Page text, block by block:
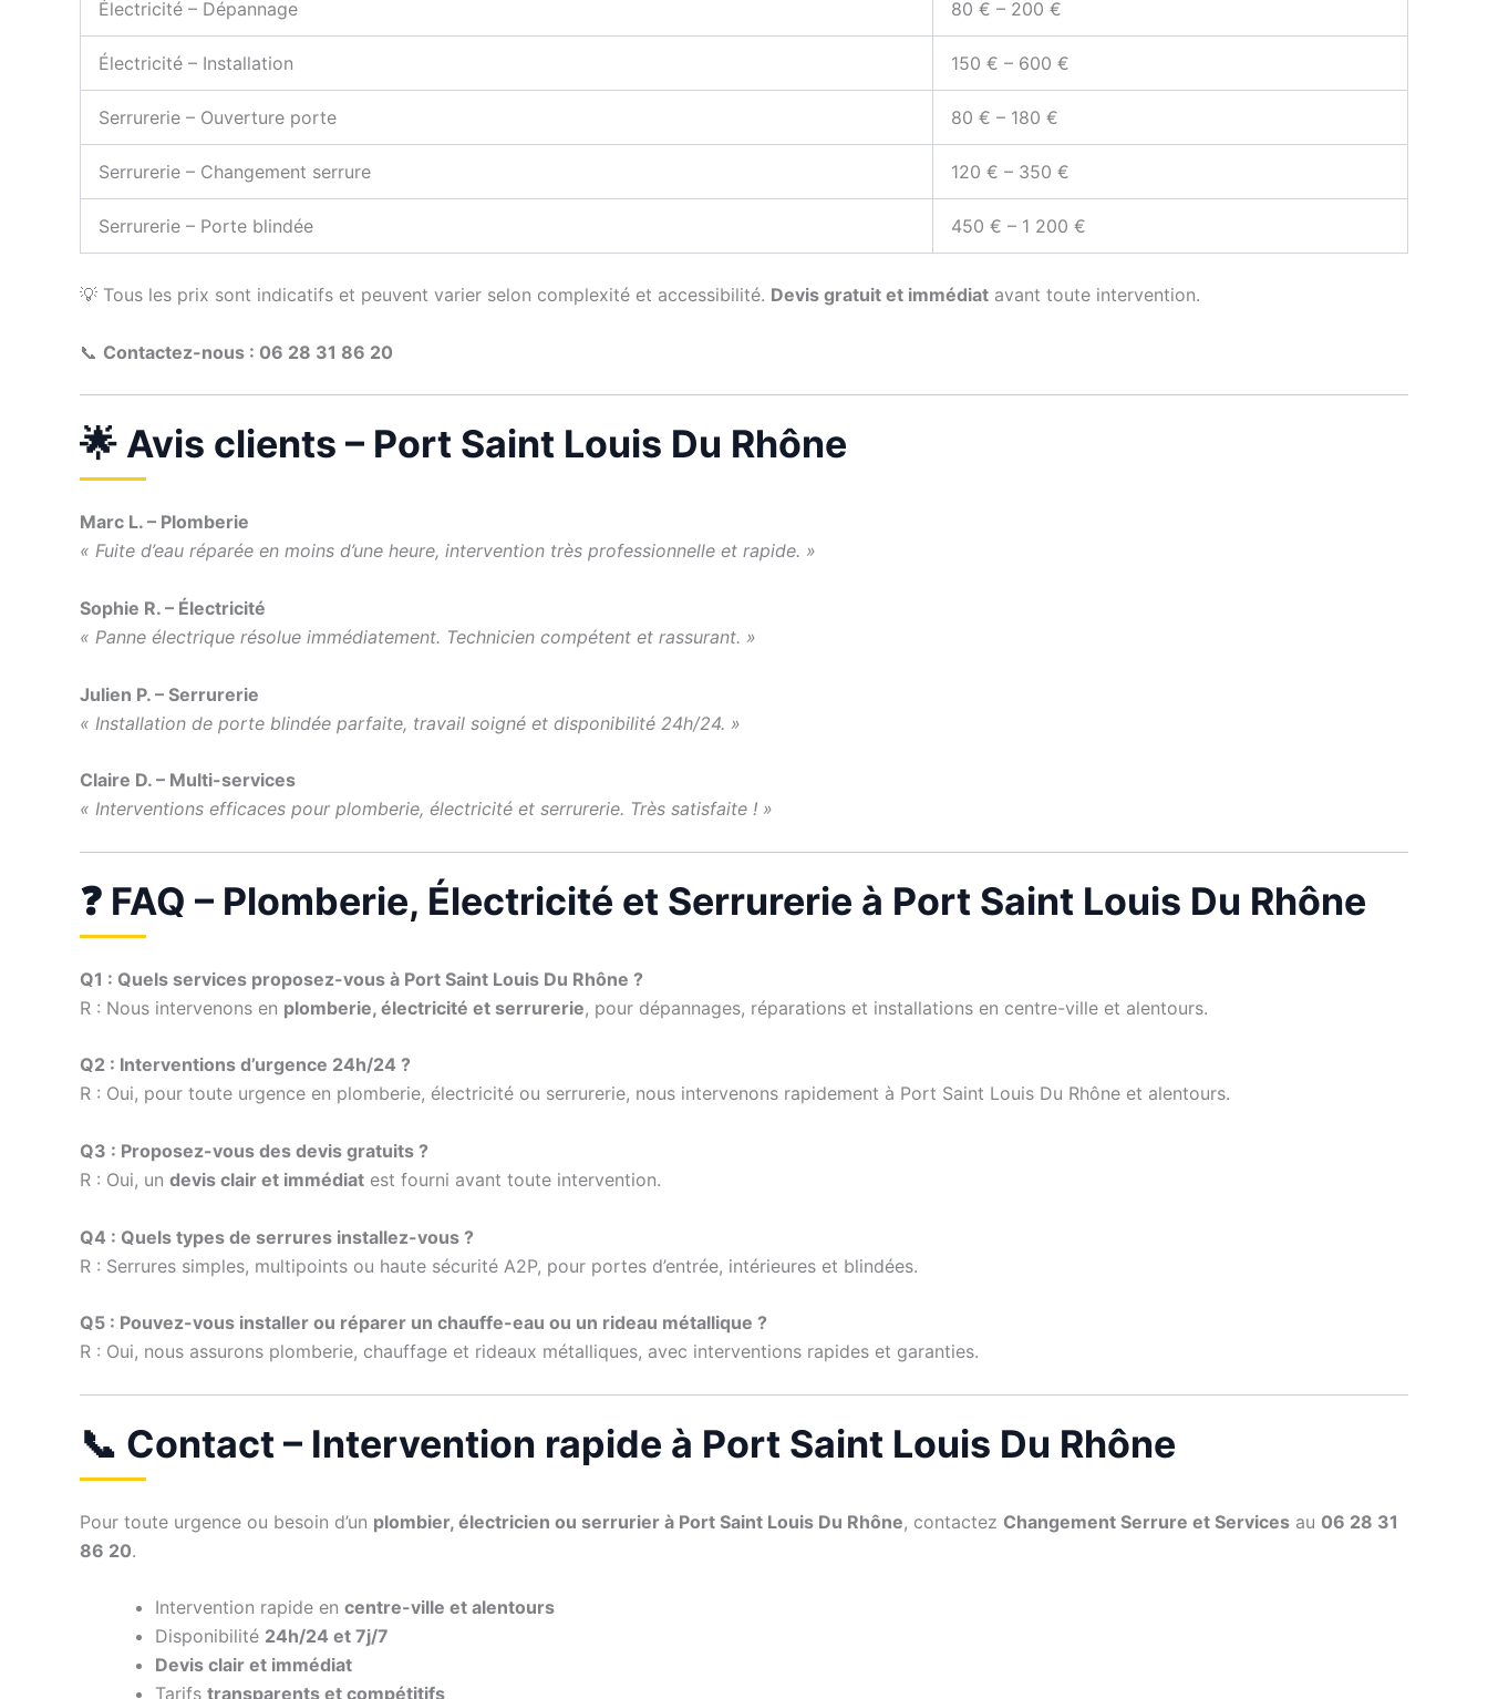
Électricité – Dépannage 80 € – 200 €
Électricité – Installation 150 € – 600 €
Serrurerie – Ouverture porte 80 € – 180 €
Serrurerie – Changement serrure 120 € – 350 €
Serrurerie – Porte blindée 450 € – 1 200 €
💡 Tous les prix sont indicatifs et peuvent varier selon complexité et accessibilité. Devis gratuit et immédiat avant toute intervention.
📞 Contactez-nous : 06 28 31 86 20
🌟 Avis clients – Port Saint Louis Du Rhône
Marc L. – Plomberie
« Fuite d’eau réparée en moins d’une heure, intervention très professionnelle et rapide. »
Sophie R. – Électricité
« Panne électrique résolue immédiatement. Technicien compétent et rassurant. »
Julien P. – Serrurerie
« Installation de porte blindée parfaite, travail soigné et disponibilité 24h/24. »
Claire D. – Multi-services
« Interventions efficaces pour plomberie, électricité et serrurerie. Très satisfaite ! »
❓ FAQ – Plomberie, Électricité et Serrurerie à Port Saint Louis Du Rhône
Q1 : Quels services proposez-vous à Port Saint Louis Du Rhône ?
R : Nous intervenons en plomberie, électricité et serrurerie, pour dépannages, réparations et installations en centre-ville et alentours.
Q2 : Interventions d’urgence 24h/24 ?
R : Oui, pour toute urgence en plomberie, électricité ou serrurerie, nous intervenons rapidement à Port Saint Louis Du Rhône et alentours.
Q3 : Proposez-vous des devis gratuits ?
R : Oui, un devis clair et immédiat est fourni avant toute intervention.
Q4 : Quels types de serrures installez-vous ?
R : Serrures simples, multipoints ou haute sécurité A2P, pour portes d’entrée, intérieures et blindées.
Q5 : Pouvez-vous installer ou réparer un chauffe-eau ou un rideau métallique ?
R : Oui, nous assurons plomberie, chauffage et rideaux métalliques, avec interventions rapides et garanties.
📞 Contact – Intervention rapide à Port Saint Louis Du Rhône
Pour toute urgence ou besoin d’un plombier, électricien ou serrurier à Port Saint Louis Du Rhône, contactez Changement Serrure et Services au 06 28 31
86 20.
Intervention rapide en centre-ville et alentours
Disponibilité 24h/24 et 7j/7
Devis clair et immédiat
Tarifs transparents et compétitifs